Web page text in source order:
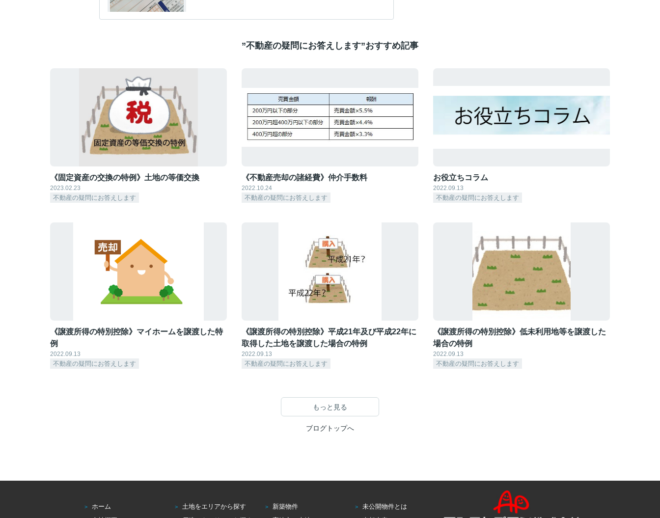
”不動産の疑問にお答えします”おすすめ記事
《固定資産の交換の特例》土地の等価交換
2023.02.23
不動産の疑問にお答えします
《不動産売却の諸経費》仲介手数料
2022.10.24
不動産の疑問にお答えします
お役立ちコラム
2022.09.13
不動産の疑問にお答えします
《譲渡所得の特別控除》マイホームを譲渡した特
例
2022.09.13
不動産の疑問にお答えします
《譲渡所得の特別控除》平成21年及び平成22年に
取得した土地を譲渡した場合の特例
2022.09.13
不動産の疑問にお答えします
《譲渡所得の特別控除》低未利用地等を譲渡した
場合の特例
2022.09.13
不動産の疑問にお答えします
もっと見る
ブログトップへ
ホーム 土地をエリアから探す 新築物件
未公開物件とは